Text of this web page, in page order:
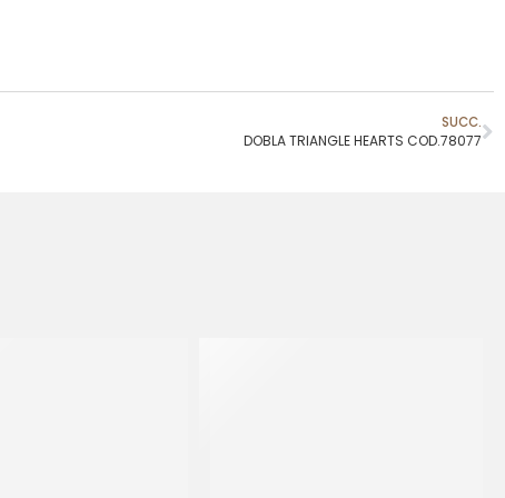
SUCC.
DOBLA TRIANGLE HEARTS COD.78077